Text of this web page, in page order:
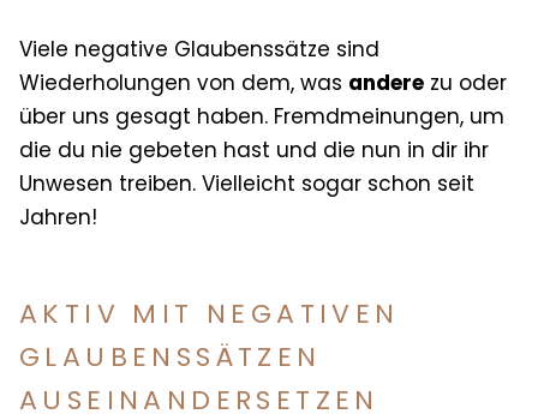
Viele negative Glaubenssätze sind
Wiederholungen von dem, was andere zu oder
über uns gesagt haben. Fremdmeinungen, um
die du nie gebeten hast und die nun in dir ihr
Unwesen treiben. Vielleicht sogar schon seit
Jahren!
AKTIV MIT NEGATIVEN
GLAUBENSSÄTZEN
AUSEINANDERSETZEN